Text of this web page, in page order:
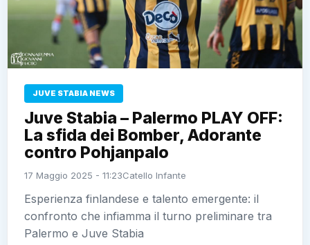
JUVE STABIA NEWS
Juve Stabia – Palermo PLAY OFF:
La sfida dei Bomber, Adorante
contro Pohjanpalo
17 Maggio 2025 - 11:23Catello Infante
Esperienza finlandese e talento emergente: il
confronto che infiamma il turno preliminare tra
Palermo e Juve Stabia